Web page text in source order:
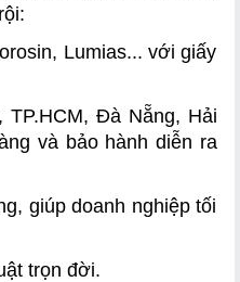
Lumias... với giấy
Đà Nẵng, Hải
và bảo hành diễn ra
giúp doanh nghiệp tối
trọn đời.